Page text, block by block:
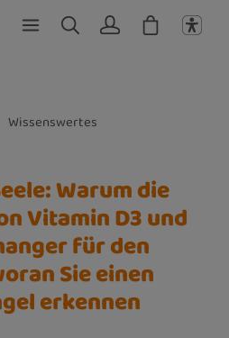
Wissenswertes
Warum die
Vitamin D3 und
für den
Sie einen
erkennen